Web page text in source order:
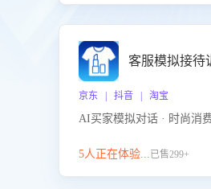
客服模拟接待
京东 | 抖音 | 淘宝
AI买家模拟对话 · 时尚消
5人正在体验...已售299+